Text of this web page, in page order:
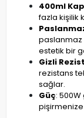
400ml
fazla kişilik
paslanmaz
estetik bir
Gizli
rezistans
sağlar.
Güç:
pişirmenize